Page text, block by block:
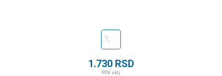
1.730 RSD
PDV uklj.